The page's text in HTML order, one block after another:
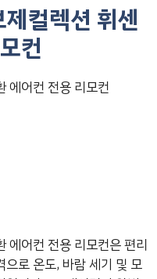
컬렉션 휘센
컨
에어컨 전용 리모컨
에어컨 전용 리모컨은 편리
로 온도, 바람 세기 및 모